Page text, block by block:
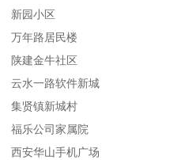
新园小区
万年路居民楼
陕建金牛社区
云水一路软件新城
集贤镇新城村
福乐公司家属院
西安华山手机广场